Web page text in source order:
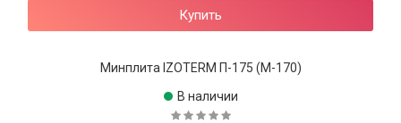
Купить
Минплита IZOTERM П-175 (М-170)
В наличии